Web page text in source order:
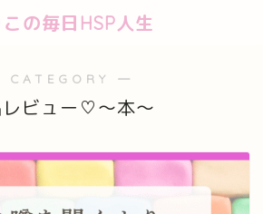
の毎日HSP人生
―
ビュー♡〜本〜